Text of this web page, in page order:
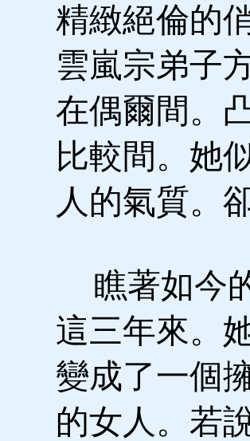
精緻絕倫的
雲嵐宗弟子
在偶爾間。
比較間。她
人的氣質。
瞧著如今
這三年來。
變成了一個
的女人。若